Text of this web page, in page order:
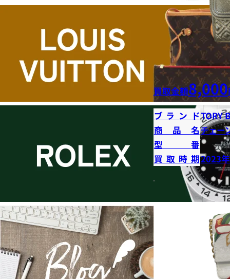
買取金額8,000
ブランドTORY
商品名チェー
型番
買取時期2023